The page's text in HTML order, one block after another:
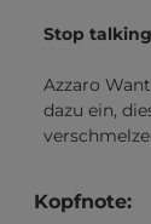
Stop
Azzaro
dazu ein,
Kopfnote: